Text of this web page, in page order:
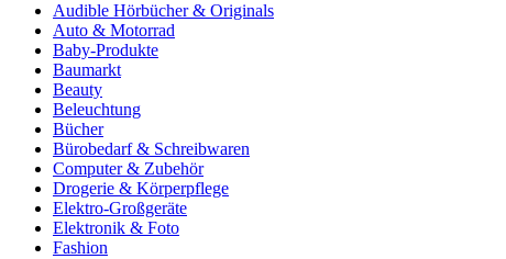
Audible Hörbücher & Originals
Auto & Motorrad
Baby-Produkte
Baumarkt
Beauty
Beleuchtung
Bücher
Bürobedarf & Schreibwaren
Computer & Zubehör
Drogerie & Körperpflege
Elektro-Großgeräte
Elektronik & Foto
Fashion